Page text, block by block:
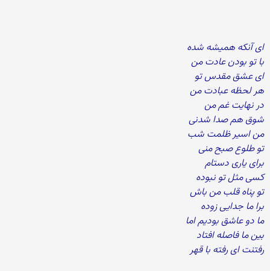
ای آنکه همیشه شده
با تو بودن عادت من
ای عشق مقدس تو
هر لحظه عبادت من
در نهایت غم من
شوق هم صدا شدنی
من اسیر ظلمت شب
تو طلوع صبح منی
برای یاری دستام
کسی مثل تو نبوده
تو پناه قلب من باش
برا ما جدایی زوده
ما دو عاشق بودیم اما
بین ما فاصله افتاد
رفتنت ای رفته با قهر